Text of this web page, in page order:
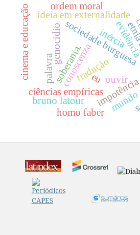
conoscenza
ideia em externalidade
ciências empíricas
sociedade burguesa
genocídio
tradução
bruno latour
palavra
ordem moral
soberania.
inércia
ouvir
homo faber
eu
cinema e educação